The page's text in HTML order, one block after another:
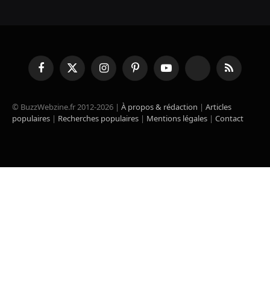
FacebookX
(Twitter)
InstagramPinterestYouTube TikTok RSS
© BuzzWebzine.fr 2012-2026 | À propos & rédaction | Articles
populaires | Recherches populaires | Mentions légales | Contact